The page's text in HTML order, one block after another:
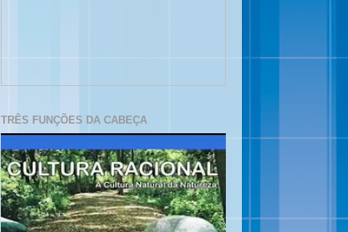
TRÊS FUNÇÕES DA CABEÇA